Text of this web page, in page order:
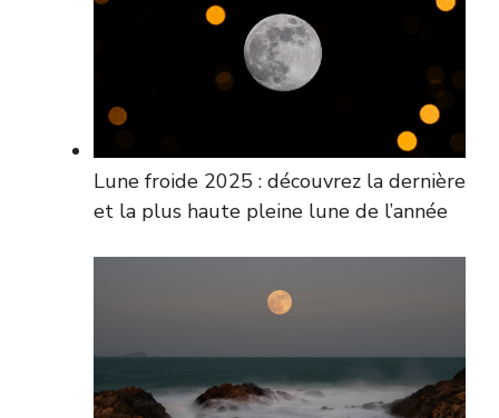
Lune froide 2025 : découvrez la dernière
et la plus haute pleine lune de l’année